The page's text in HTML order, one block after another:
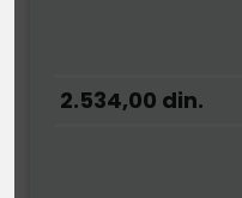
2.534,00 din.